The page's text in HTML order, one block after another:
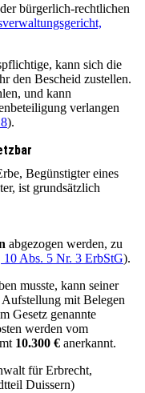
bürgerlich-rechtlichen
kann sich die
den Bescheid zustellen.
und kann
verlangen
).
Begünstigter eines
ist grundsätzlich
abgezogen werden, zu
10 Abs. 5 Nr. 3 ErbStG).
musste, kann seiner
mit Belegen
Gesetz genannte
werden vom
10.300 € anerkannt.
für Erbrecht,
Duissern)